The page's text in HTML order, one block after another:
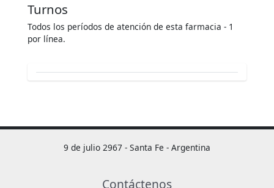
Turnos
Todos los períodos de atención de esta farmacia - 1
por línea.
9 de julio 2967 - Santa Fe - Argentina
Contáctenos